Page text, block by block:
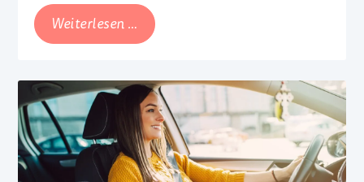
Weiterlesen … Stillen
mit
Brusternährungsset